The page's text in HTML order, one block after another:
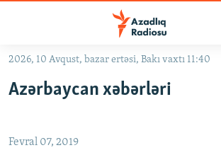
Əsas
qayıt
qayıt
2026, 10 Avqust, bazar ertəsi, Bakı vaxtı 11:40
Azərbaycan xəbərləri
Fevral 07, 2019